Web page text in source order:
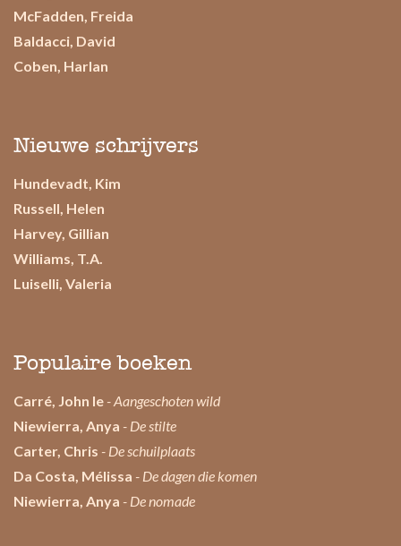
McFadden, Freida
Baldacci, David
Coben, Harlan
Nieuwe schrijvers
Hundevadt, Kim
Russell, Helen
Harvey, Gillian
Williams, T.A.
Luiselli, Valeria
Populaire boeken
Carré, John le - Aangeschoten wild
Niewierra, Anya - De stilte
Carter, Chris - De schuilplaats
Da Costa, Mélissa - De dagen die komen
Niewierra, Anya - De nomade